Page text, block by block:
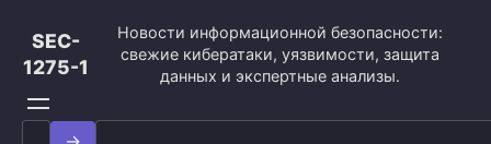
контенту
SEC-
1275-1
Новости информационной безопасности:
свежие кибератаки, уязвимости, защита
данных и экспертные анализы.
Search